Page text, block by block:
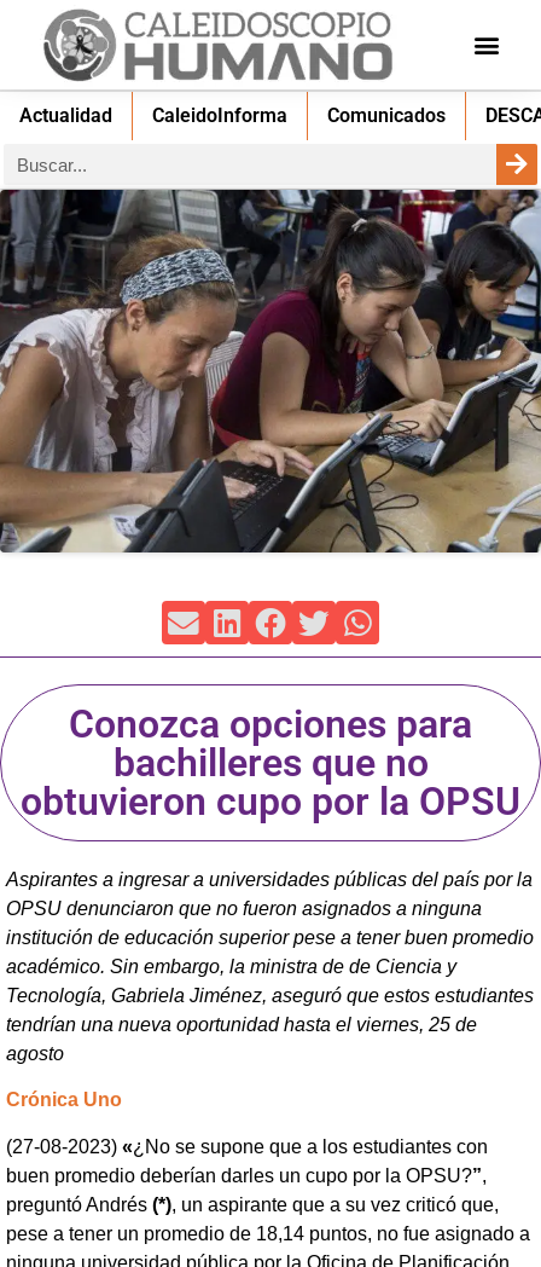
Actualidad CaleidoInforma Comunicados
Conozca opciones para
bachilleres que no
obtuvieron cupo por la OPSU
Aspirantes a ingresar a universidades públicas del país por la
OPSU denunciaron que no fueron asignados a ninguna
institución de educación superior pese a tener buen promedio
académico. Sin embargo, la ministra de de Ciencia y
Tecnología, Gabriela Jiménez, aseguró que estos estudiantes
tendrían una nueva oportunidad hasta el viernes, 25 de
agosto
Crónica Uno
(27-08-2023) «¿No se supone que a los estudiantes con
buen promedio deberían darles un cupo por la OPSU?”,
preguntó Andrés (*), un aspirante que a su vez criticó que,
pese a tener un promedio de 18,14 puntos, no fue asignado a
ninguna universidad pública por la Oficina de Planificación